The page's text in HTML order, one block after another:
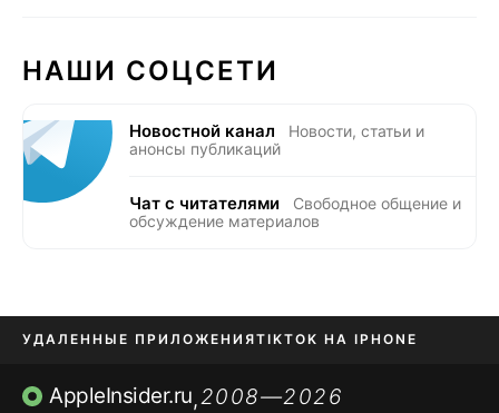
НАШИ СОЦСЕТИ
Новостной канал
Новости, статьи и
анонсы публикаций
Чат с читателями
Свободное общение и
обсуждение материалов
УДАЛЕННЫЕ ПРИЛОЖЕНИЯTIKTOK НА IPHONE
ПРИЛОЖЕНИЯ БЕЗ APP STORE
AppleInsider.ru,2008—2026